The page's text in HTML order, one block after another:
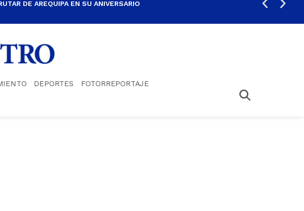
DE AREQUIPA EN SU ANIVERSARIO
DEPORTES FOTORREPORTAJE